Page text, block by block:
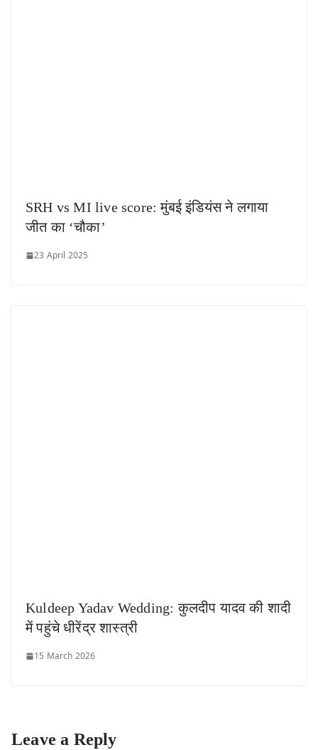
SRH vs MI live score: मुंबई इंडियंस ने लगाया
जीत का ‘चौका’
23 April 2025
Kuldeep Yadav Wedding: कुलदीप यादव की शादी
में पहुंचे धीरेंद्र शास्त्री
15 March 2026
Leave a Reply